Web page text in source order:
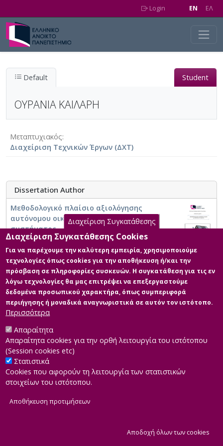
Login EN EΛ
Default Student
ΟΥΡΑΝΙΑ ΚΑΙΛΑΡΗ
Μεταπτυχιακός
Διαχείριση Τεχνικών Έργων (ΔΧΤ)
Dissertation Author
Μεθοδολογικό πλαίσιο αξιολόγησης
αυτόνομου οικιακού φωτοβολταϊκού
συστήματος
Developed byINTEROPTICS
Διαχείριση Συγκατάθεσης
Διαχείριση Συγκατάθεσης Cookies
Για να παρέχουμε την καλύτερη εμπειρία, χρησιμοποιούμε
τεχνολογίες όπως cookies για την αποθήκευση ή/και την
πρόσβαση σε πληροφορίες συσκευών. Η συγκατάθεση για τις εν
λόγω τεχνολογίες θα μας επιτρέψει να επεξεργαστούμε
δεδομένα προσωπικού χαρακτήρα, όπως συμπεριφορά
περιήγησης ή μοναδικά αναγνωριστικά σε αυτόν τον ιστότοπο.
Περισσότερα
Απαραίτητα
Απαραίτητα cookies για την ορθή λειτουργία του ιστότοπου
(Session cookies etc)
Στατιστικά
Cookies που αφορούν τη λειτουργία των στατιστικών
στοιχείων του ιστότοπου.
Αποθήκευση προτιμήσεων
Αποδοχή όλων των cookies